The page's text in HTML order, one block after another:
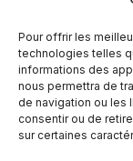
Pour offrir les
technologies telles
informations des
nous permettra de
de navigation ou les
consentir ou de
sur certaines